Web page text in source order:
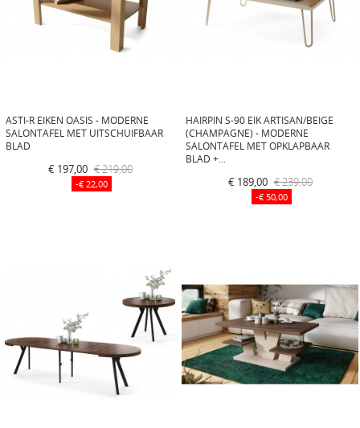
ASTI-R EIKEN OASIS - MODERNE
SALONTAFEL MET UITSCHUIFBAAR
BLAD
€ 197,00 € 219,00
-€ 22,00
HAIRPIN S-90 EIK ARTISAN/BEIGE
(CHAMPAGNE) - MODERNE
SALONTAFEL MET OPKLAPBAAR
BLAD +...
€ 189,00 € 239,00
-€ 50,00